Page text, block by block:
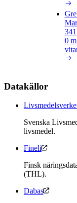
341
0
Datakällor
Svenska
livsmedel.
Fineli
Finsk
(THL).
Dabas